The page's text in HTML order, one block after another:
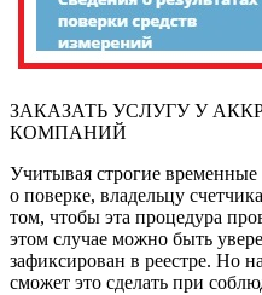
ЗАКАЗАТЬ УСЛУГУ У
КОМПАНИЙ
Учитывая строгие
о поверке, владельцу
том, чтобы эта процедура
этом случае можно быть
зафиксирован в реестре. Но
сможет это сделать при